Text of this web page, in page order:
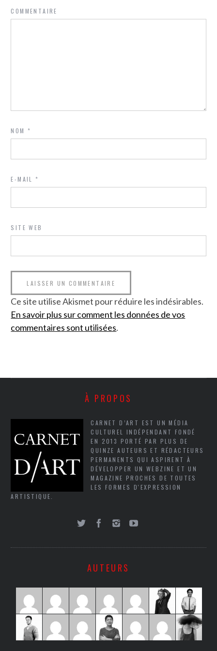
COMMENTAIRE
NOM*
E-MAIL*
SITE WEB
Ce site utilise Akismet pour réduire les indésirables.
En savoir plus sur comment les données de vos
commentaires sont utilisées.
À PROPOS
CARNET D’ART EST UN MÉDIA
CULTUREL INDÉPENDANT FONDÉ
EN 2013 PORTÉ PAR PLUS DE
QUINZE AUTEURS ET RÉDACTEURS
PERMANENTS QUI ASPIRENT À
DÉVELOPPER UN WEBZINE ET UN
MAGAZINE PROCHES DE TOUTES
LES FORMES D'EXPRESSION
ARTISTIQUE.
AUTEURS